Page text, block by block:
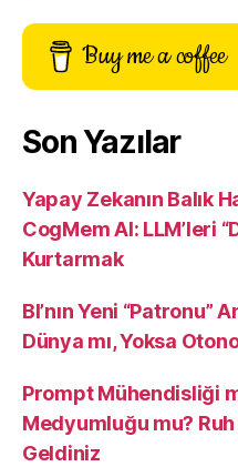
Buy me a coffee
Son Yazılar
Yapay Zekanın Balık
CogMem AI: LLM’leri
Kurtarmak
BI’nın Yeni “Patronu”
Dünya mı, Yoksa
Prompt Mühendisliği
Medyumluğu mu? Ruh
Geldiniz